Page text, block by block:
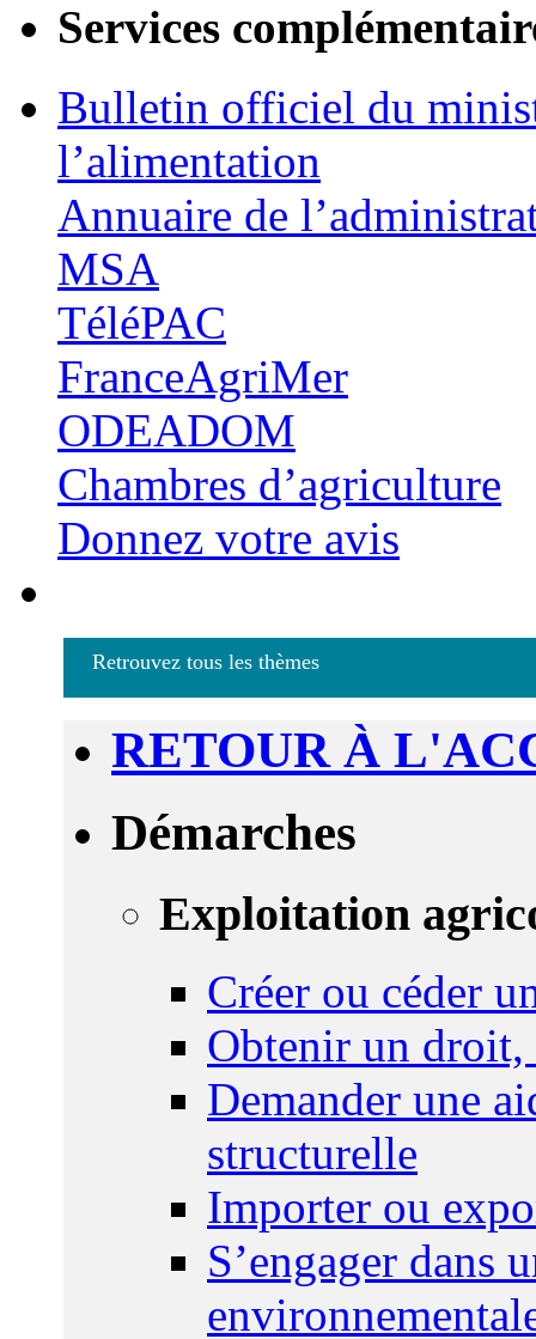
Services
Bulletin officiel du
l’alimentation
Annuaire de
MSA
TéléPAC
FranceAgriMer
ODEADOM
Chambres d’agriculture
Donnez votre avis
Retrouvez tous les thèmes
RETOUR À
Démarches
Exploitation
Créer ou céder
Obtenir un droit,
Demander une
structurelle
Importer ou
S’engager dans